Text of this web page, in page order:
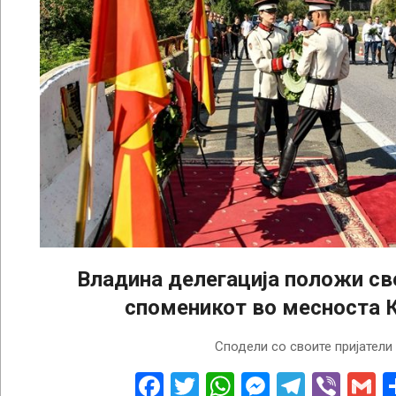
Владина делегација положи
споменикот во месноста
Сподели со своите пријатели
Facebook
TwitterWhatsApp